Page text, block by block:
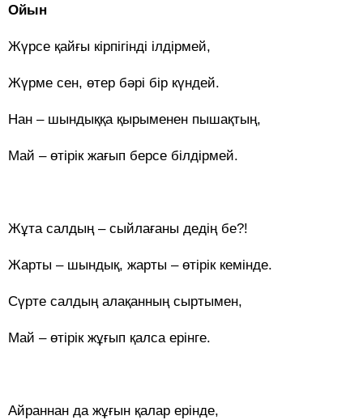
Ойын
Жүрсе қайғы кірпігінді ілдірмей,
Жүрме сен, өтер бәрі бір күндей.
Нан – шындыққа қырыменен пышақтың,
Май – өтірік жағып берсе білдірмей.
Жұта салдың – сыйлағаны дедің бе?!
Жарты – шындық, жарты – өтірік кемінде.
Сүрте салдың алақанның сыртымен,
Май – өтірік жұғып қалса ерінге.
Айраннан да жұғын қалар ерінде,